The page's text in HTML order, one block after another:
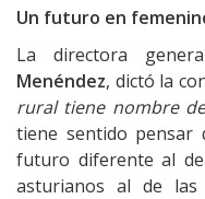
Un futuro en
La directora
Menéndez, dictó la
rural tiene nombre
tiene sentido
futuro diferente al
asturianos al de las